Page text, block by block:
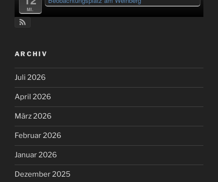
Mi.
ARCHIV
Juli 2026
April 2026
März 2026
Februar 2026
Januar 2026
Dezember 2025